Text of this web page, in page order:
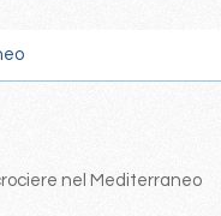
nel Mediterraneo